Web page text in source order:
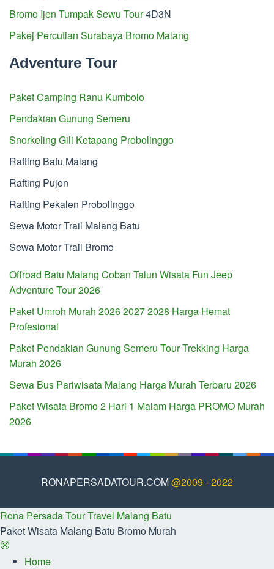
Bromo Ijen Tumpak Sewu Tour4D3N
Pakej Percutian Surabaya Bromo Malang
Adventure Tour
Paket Camping Ranu Kumbolo
Pendakian Gunung Semeru
Snorkeling Gili Ketapang Probolinggo
Rafting Batu Malang
Rafting Pujon
Rafting Pekalen Probolinggo
Sewa Motor Trail Malang Batu
Sewa Motor Trail Bromo
Offroad Batu Malang Coban Talun Wisata Fun Jeep
Adventure Tour 2026
Paket Umroh Murah 2026 2027 2028 Harga Hemat
Profesional
Paket Pendakian Gunung Semeru Tour Trekking Harga
Murah 2026
Sewa Bus Pariwisata Malang Harga Murah Terbaru 2026
Paket Wisata Bromo 2 Hari 1 Malam Harga PROMO Murah
2026
RONAPERSADATOUR.COM@2009 - 2022
Rona Persada Tour Travel Malang Batu
Paket Wisata Malang Batu Bromo Murah
Home